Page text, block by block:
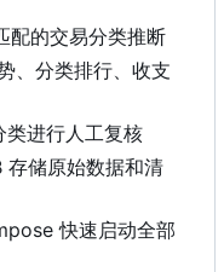
配的交易分类推断
、分类排行、收支
进行人工复核
储原始数据和清
快速启动全部